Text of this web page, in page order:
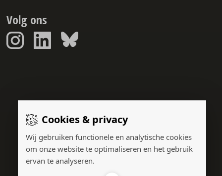
Cookies & privacy
Wij gebruiken functionele en analytische cookies
om onze website te optimaliseren en het gebruik
ervan te analyseren.
Volg ons
Sponsorreport © 2026
Gerealiseerd door:
Adverteren